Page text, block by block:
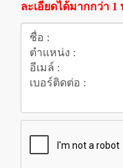
ละเอียดได้มากกว่า